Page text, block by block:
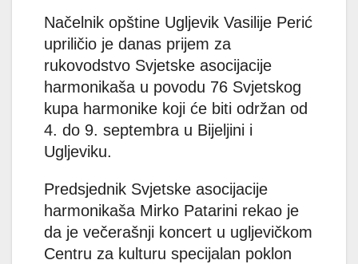
Načelnik opštine Ugljevik Vasilije Perić
upriličio je danas prijem za
rukovodstvo Svjetske asocijacije
harmonikaša u povodu 76 Svjetskog
kupa harmonike koji će biti održan od
4. do 9. septembra u Bijeljini i
Ugljeviku.
Predsjednik Svjetske asocijacije
harmonikaša Mirko Patarini rekao je
da je večerašnji koncert u ugljevičkom
Centru za kulturu specijalan poklon